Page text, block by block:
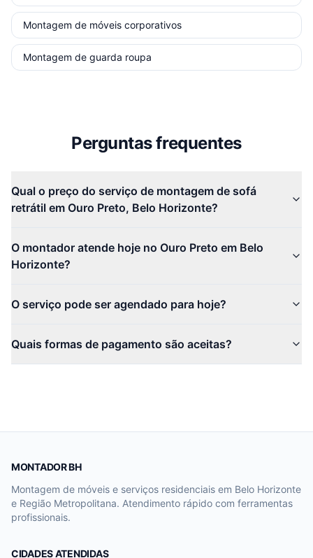
Montagem de móveis corporativos
Montagem de guarda roupa
Perguntas frequentes
Qual o preço do serviço de montagem de sofá
retrátil em Ouro Preto, Belo Horizonte?
O montador atende hoje no Ouro Preto em Belo
Horizonte?
O serviço pode ser agendado para hoje?
Quais formas de pagamento são aceitas?
MONTADOR BH
Montagem de móveis e serviços residenciais em Belo Horizonte
e Região Metropolitana. Atendimento rápido com ferramentas
profissionais.
CIDADES ATENDIDAS